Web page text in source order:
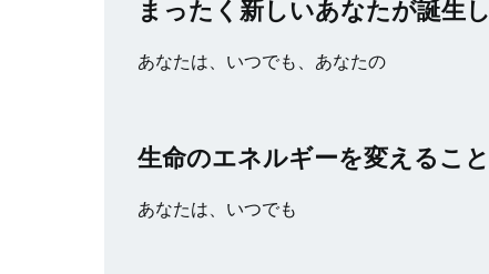
まったく新しいあなたが誕生し
あなたは、いつでも、あなたの
生命のエネルギーを変えること
あなたは、いつでも